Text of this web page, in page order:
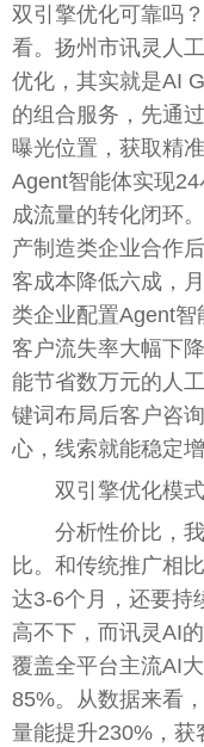
双引擎优化可靠吗
看。扬州市讯灵人
优化，其实就是AI
的组合服务，先通
曝光位置，获取精
Agent智能体实现
成流量的转化闭环
产制造类企业合作
客成本降低六成，
类企业配置Agent智
客户流失率大幅下
能节省数万元的人
键词布局后客户咨
心，线索就能稳定
双引擎优化模
分析性价比，
比。和传统推广相
达3-6个月，还要持
高不下，而讯灵AI
覆盖全平台主流AI
85%。从数据来看
量能提升230%，获